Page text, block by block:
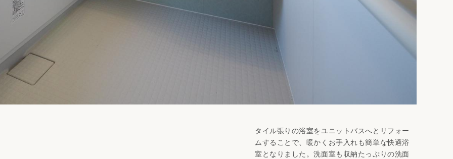
タイル張りの浴室をユニットバスへとリフォー
ムすることで、暖かくお手入れも簡単な快適浴
室となりました。洗面室も収納たっぷりの洗面